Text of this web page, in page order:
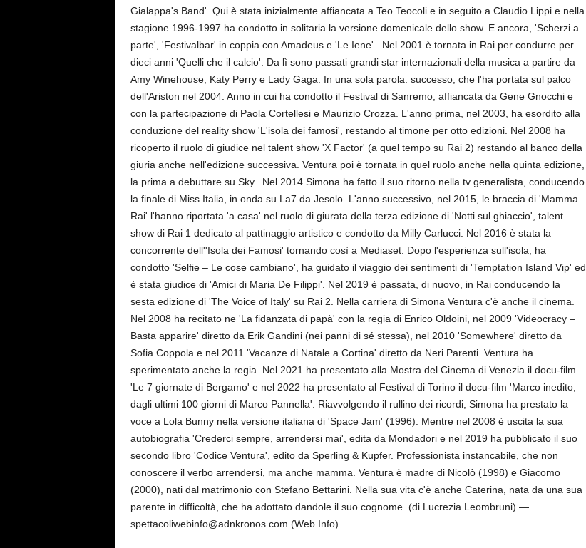
Gialappa's Band'. Qui è stata inizialmente affiancata a Teo Teocoli e in seguito a Claudio Lippi e nella
stagione 1996-1997 ha condotto in solitaria la versione domenicale dello show. E ancora, 'Scherzi a
parte', 'Festivalbar' in coppia con Amadeus e 'Le Iene'. Nel 2001 è tornata in Rai per condurre per
dieci anni 'Quelli che il calcio'. Da lì sono passati grandi star internazionali della musica a partire da
Amy Winehouse, Katy Perry e Lady Gaga. In una sola parola: successo, che l'ha portata sul palco
dell'Ariston nel 2004. Anno in cui ha condotto il Festival di Sanremo, affiancata da Gene Gnocchi e
con la partecipazione di Paola Cortellesi e Maurizio Crozza. L'anno prima, nel 2003, ha esordito alla
conduzione del reality show 'L'isola dei famosi', restando al timone per otto edizioni. Nel 2008 ha
ricoperto il ruolo di giudice nel talent show 'X Factor' (a quel tempo su Rai 2) restando al banco della
giuria anche nell'edizione successiva. Ventura poi è tornata in quel ruolo anche nella quinta edizione,
la prima a debuttare su Sky. Nel 2014 Simona ha fatto il suo ritorno nella tv generalista, conducendo
la finale di Miss Italia, in onda su La7 da Jesolo. L'anno successivo, nel 2015, le braccia di 'Mamma
Rai' l'hanno riportata 'a casa' nel ruolo di giurata della terza edizione di 'Notti sul ghiaccio', talent
show di Rai 1 dedicato al pattinaggio artistico e condotto da Milly Carlucci. Nel 2016 è stata la
concorrente dell''Isola dei Famosi' tornando così a Mediaset. Dopo l'esperienza sull'isola, ha
condotto 'Selfie – Le cose cambiano', ha guidato il viaggio dei sentimenti di 'Temptation Island Vip' ed
è stata giudice di 'Amici di Maria De Filippi'. Nel 2019 è passata, di nuovo, in Rai conducendo la
sesta edizione di 'The Voice of Italy' su Rai 2. Nella carriera di Simona Ventura c'è anche il cinema.
Nel 2008 ha recitato ne 'La fidanzata di papà' con la regia di Enrico Oldoini, nel 2009 'Videocracy –
Basta apparire' diretto da Erik Gandini (nei panni di sé stessa), nel 2010 'Somewhere' diretto da
Sofia Coppola e nel 2011 'Vacanze di Natale a Cortina' diretto da Neri Parenti. Ventura ha
sperimentato anche la regia. Nel 2021 ha presentato alla Mostra del Cinema di Venezia il docu-film
'Le 7 giornate di Bergamo' e nel 2022 ha presentato al Festival di Torino il docu-film 'Marco inedito,
dagli ultimi 100 giorni di Marco Pannella'. Riavvolgendo il rullino dei ricordi, Simona ha prestato la
voce a Lola Bunny nella versione italiana di 'Space Jam' (1996). Mentre nel 2008 è uscita la sua
autobiografia 'Crederci sempre, arrendersi mai', edita da Mondadori e nel 2019 ha pubblicato il suo
secondo libro 'Codice Ventura', edito da Sperling & Kupfer. Professionista instancabile, che non
conoscere il verbo arrendersi, ma anche mamma. Ventura è madre di Nicolò (1998) e Giacomo
(2000), nati dal matrimonio con Stefano Bettarini. Nella sua vita c'è anche Caterina, nata da una sua
parente in difficoltà, che ha adottato dandole il suo cognome. (di Lucrezia Leombruni) —
spettacoliwebinfo@adnkronos.com (Web Info)